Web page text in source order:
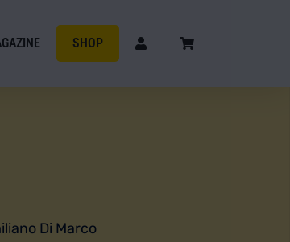
SHOP
Di Marco